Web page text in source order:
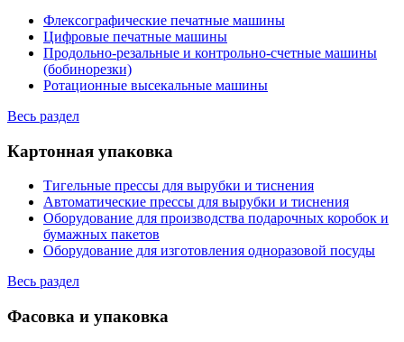
Флексографические печатные машины
Цифровые печатные машины
Продольно-резальные и контрольно-счетные машины
(бобинорезки)
Ротационные высекальные машины
Весь раздел
Картонная упаковка
Тигельные прессы для вырубки и тиснения
Автоматические прессы для вырубки и тиснения
Оборудование для производства подарочных коробок и
бумажных пакетов
Оборудование для изготовления одноразовой посуды
Весь раздел
Фасовка и упаковка